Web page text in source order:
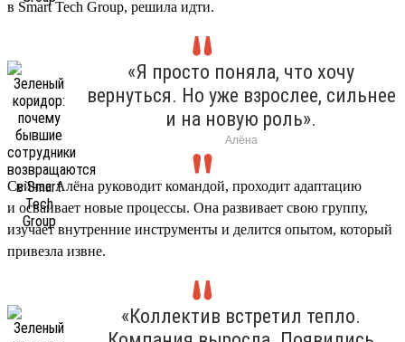
в Smart Tech Group, решила идти.
«Я просто поняла, что хочу
вернуться. Но уже взрослее, сильнее
и на новую роль».
Алёна
Сейчас Алёна руководит командой, проходит адаптацию
и осваивает новые процессы. Она развивает свою группу,
изучает внутренние инструменты и делится опытом, который
привезла извне.
«Коллектив встретил тепло.